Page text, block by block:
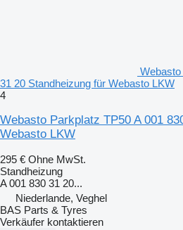
31 20 Standheizung für Webasto LKW
4
Webasto Parkplatz TP50 A 001
Webasto LKW
295 € Ohne MwSt.
Standheizung
A 001 830 31 20...
Niederlande, Veghel
BAS Parts & Tyres
Verkäufer kontaktieren